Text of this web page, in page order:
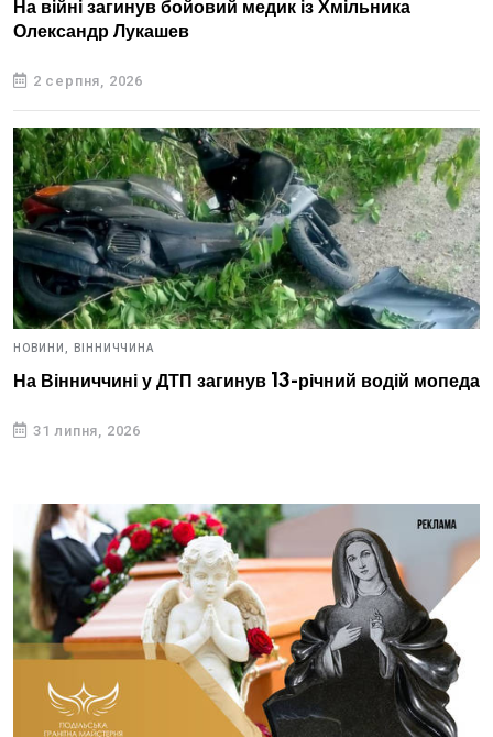
На війні загинув бойовий медик із Хмільника
Олександр Лукашев
2 серпня, 2026
НОВИНИ, ВІННИЧЧИНА
На Вінниччині у ДТП загинув 13-річний водій мопеда
31 липня, 2026